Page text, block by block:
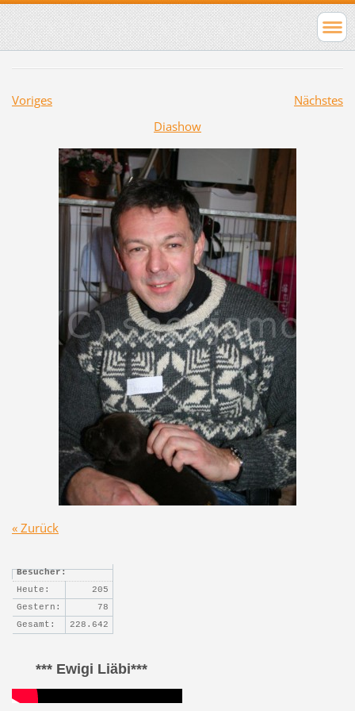
Voriges
Nächstes
Diashow
« Zurück
Besucher:
Heute:
205
Gestern:
78
Gesamt:
228.642
*** Ewigi Liäbi***